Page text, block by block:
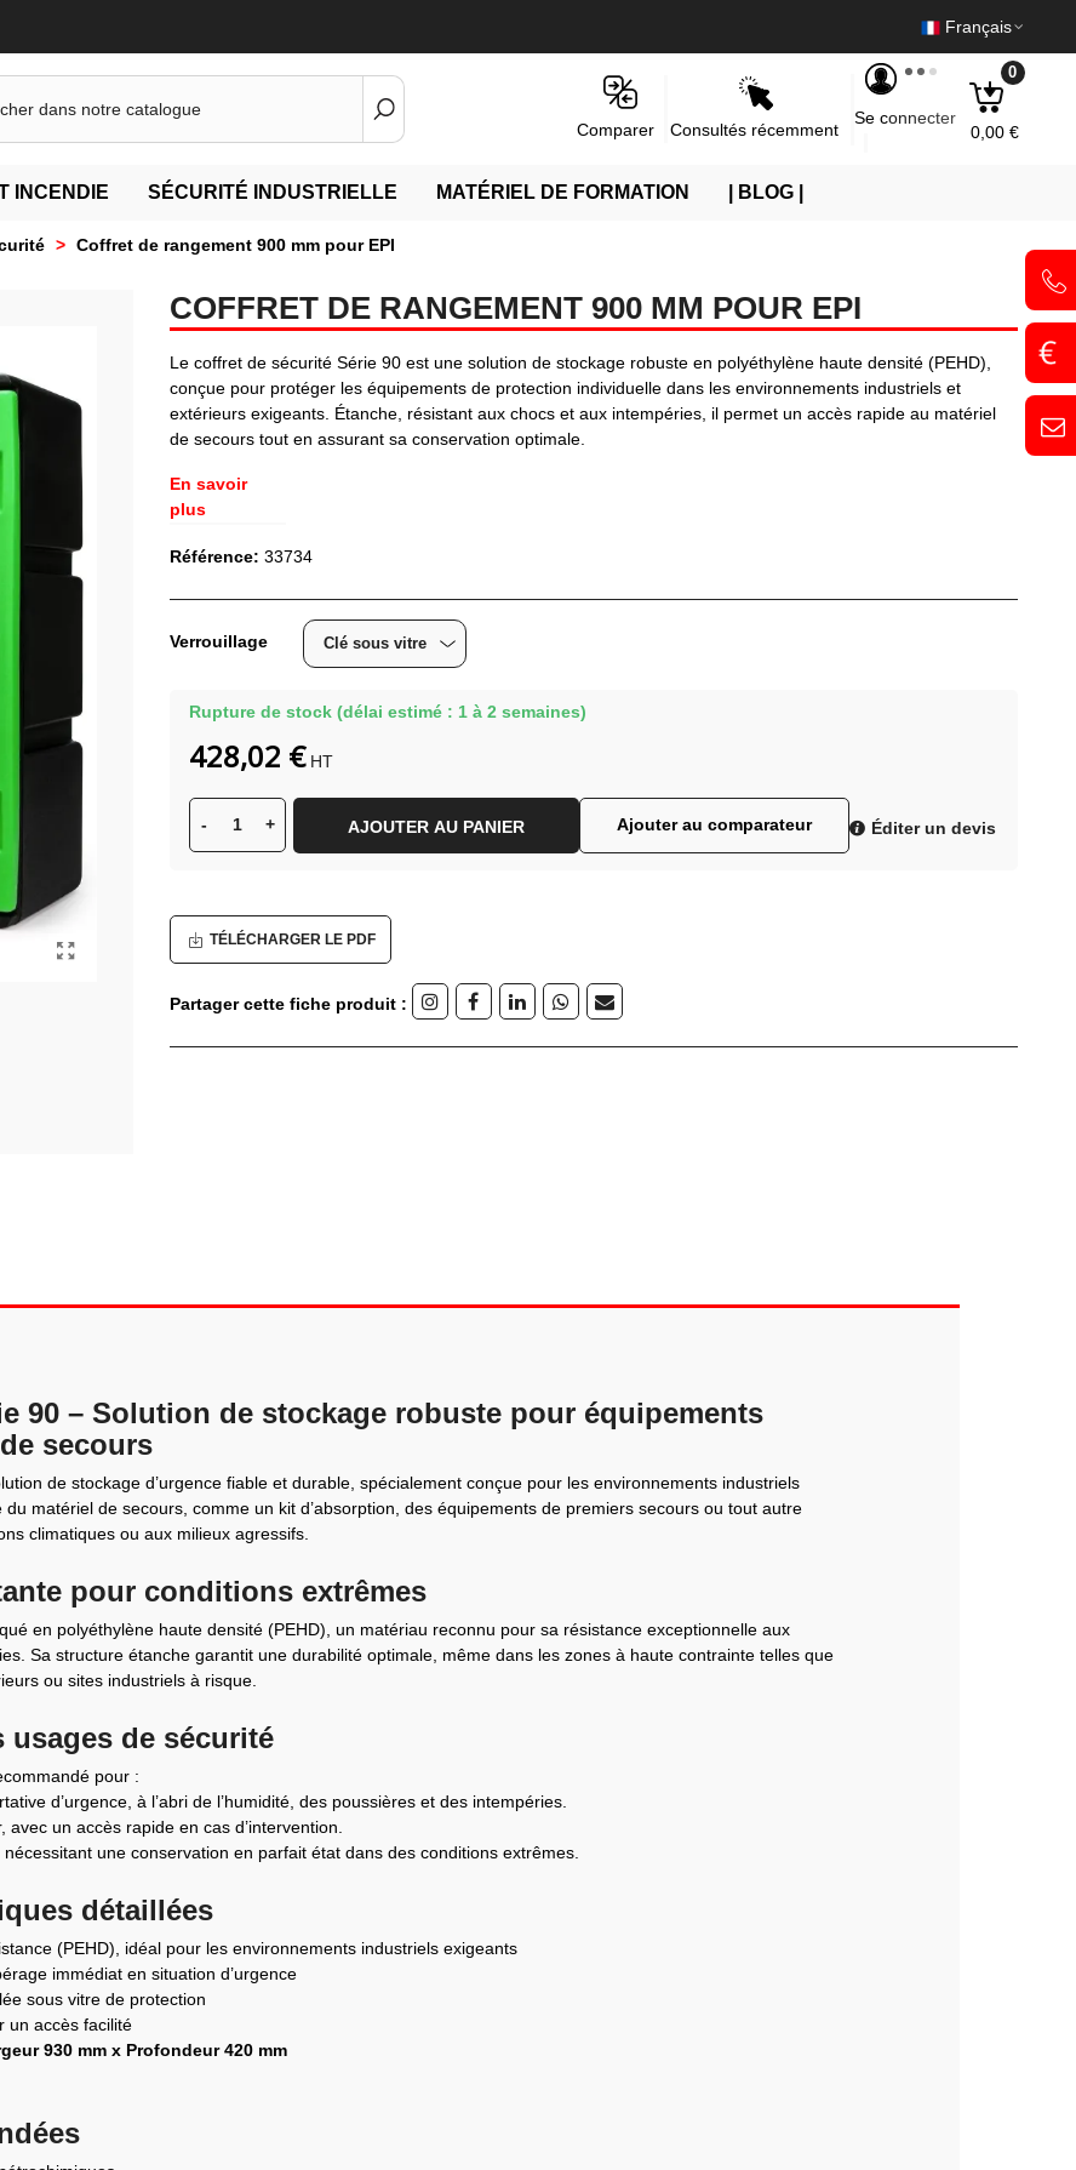
Français
Consultés récemment
Se connecter
0
0,00 €
Comparer
INCENDIE SÉCURITÉ INDUSTRIELLE MATÉRIEL DE FORMATION | BLOG |
> Coffret de rangement 900 mm pour EPI
COFFRET DE RANGEMENT 900 MM POUR EPI
Le coffret de sécurité Série 90 est une solution de stockage robuste en polyéthylène haute densité (PEHD),
conçue pour protéger les équipements de protection individuelle dans les environnements industriels et
extérieurs exigeants. Étanche, résistant aux chocs et aux intempéries, il permet un accès rapide au matériel
de secours tout en assurant sa conservation optimale.
En savoir
plus
Référence: 33734
Verrouillage
Rupture de stock (délai estimé : 1 à 2 semaines)
- + AJOUTER AU PANIER Ajouter au comparateur Éditer un devis
428,02 € HT
TÉLÉCHARGER LE PDF
Partager cette fiche produit :
90 – Solution de stockage robuste pour équipements
secours
de stockage d’urgence fiable et durable, spécialement conçue pour les environnements industriels
matériel de secours, comme un kit d’absorption, des équipements de premiers secours ou tout autre
climatiques ou aux milieux agressifs.
pour conditions extrêmes
en polyéthylène haute densité (PEHD), un matériau reconnu pour sa résistance exceptionnelle aux
Sa structure étanche garantit une durabilité optimale, même dans les zones à haute contrainte telles que
ou sites industriels à risque.
de sécurité
pour :
d’urgence, à l’abri de l’humidité, des poussières et des intempéries.
un accès rapide en cas d’intervention.
une conservation en parfait état dans des conditions extrêmes.
détaillées
(PEHD), idéal pour les environnements industriels exigeants
immédiat en situation d’urgence
sous vitre de protection
un accès facilité
930 mm x Profondeur 420 mm